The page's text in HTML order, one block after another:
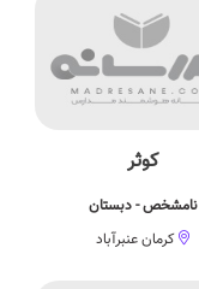
کوثر
نامشخص - دبستان
کرمان عنبرآباد